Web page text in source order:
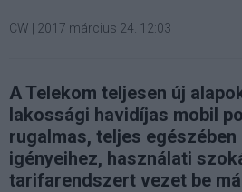
CW 2017 március 24. 12:03
A Telekom teljesen új
lakossági havidíjas mobil
rugalmas, teljes
igényeihez, használati
tarifarendszert vezet be